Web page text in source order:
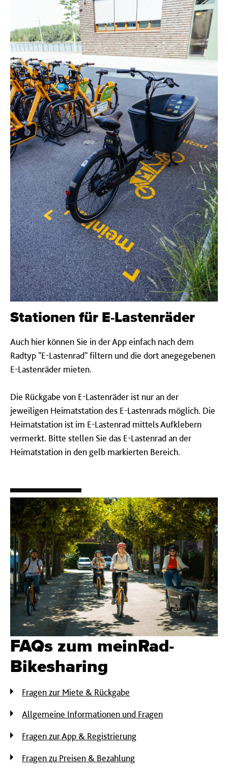
Stationen für E-Lastenräder
Auch hier können Sie in der App einfach nach dem
Radtyp "E-Lastenrad" filtern und die dort anegegebenen
E-Lastenräder mieten.
Die Rückgabe von E-Lastenräder ist nur an der
jeweiligen Heimatstation des E-Lastenrads möglich. Die
Heimatstation ist im E-Lastenrad mittels Aufklebern
vermerkt. Bitte stellen Sie das E-Lastenrad an der
Heimatstation in den gelb markierten Bereich.
FAQs zum meinRad-
Bikesharing
Fragen zur Miete & Rückgabe
Allgemeine Informationen und Fragen
Fragen zur App & Registrierung
Fragen zu Preisen & Bezahlung